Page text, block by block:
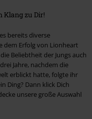
Klang zu Dir!
bereits diverse
dem Erfolg von Lionheart
Beliebtheit der Jungs auch
Jahre, nachdem die
erblickt hatte, folgte ihr
Ding? Dann klick Dich
unsere große Auswahl